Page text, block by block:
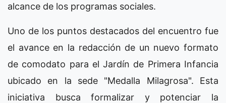
alcance de los programas sociales.
Uno de los puntos destacados del encuentro fue
el avance en la redacción de un nuevo formato
de comodato para el Jardín de Primera Infancia
ubicado en la sede "Medalla Milagrosa". Esta
iniciativa busca formalizar y potenciar la